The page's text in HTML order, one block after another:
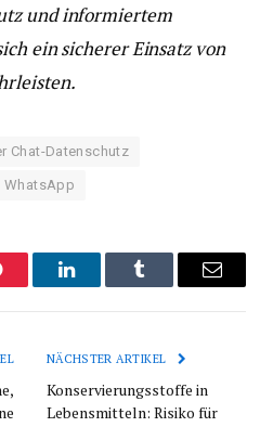
und informiertem
ein sicherer Einsatz von
Chat-Datenschutz
WhatsApp
LinkedInTumblr
E-
NÄCHSTER ARTIKEL
Konservierungsstoffe in
Lebensmitteln: Risiko für